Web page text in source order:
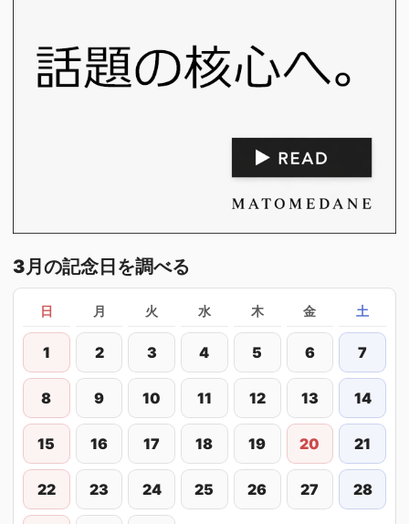
3月の記念日を調べる
日 月 火 水 木 金 土
1 2 3 4 5 6 7
8 9 10 11 12 13 14
15 16 17 18 19 20 21
22 23 24 25 26 27 28